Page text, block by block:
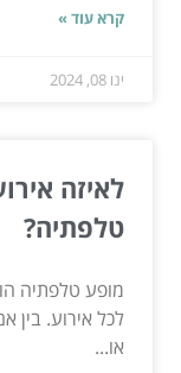
קרא עוד »
ינו 08, 2024
לאיזה
טלפתיה?
מופע טלפתיה
לכל אירוע. בין
או...